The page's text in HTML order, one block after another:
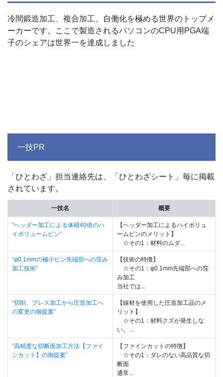
冷間鍛造加工、複合加工、自働化を極める世界のトップメ
ーカーです。ここで製造されるパソコンのCPU用PGA端
子のシェアは世界一を達成しました
一技PR
「ひとわざ」担当連絡先は、「ひとわざシート」毎に掲載
されています。
一技名 概要
“ヘッダー加工による体積40倍のハ
イボリュームピン”
【ヘッダー加工によるハイボリュ
ームピンのメリット】
☆その1：材料のムダ...
“φ0.1mmの極小ピン先端部への窪み
加工技術”
【技術の特徴】
☆その1：φ0.1mm先端部への窪
み加工
当社では...
“切削、プレス加工から圧造加工へ
の変更の御提案”
【線材を使用した圧造加工品のメ
リット】
☆その1：材料クズが発生しな
い。...
“高精度な切断面加工方法【ファイ
ンカット】の御提案”
【ファインカットの特徴】
☆その1：ダレのない高品質な切
断面
通常...